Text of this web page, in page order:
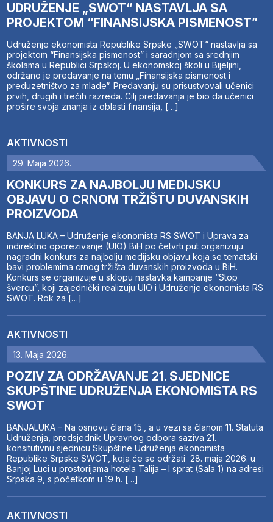
UDRUŽENJE „SWOT“ NASTAVLJA SA
PROJEKTOM “FINANSIJSKA PISMENOST”
Udruženje ekonomista Republike Srpske „SWOT“ nastavlja sa
projektom “Finansijska pismenost” i saradnjom sa srednjim
školama u Republici Srpskoj. U ekonomskoj školi u Bijeljini,
održano je predavanje na temu „Finansijska pismenost i
preduzetništvo za mlade“. Predavanju su prisustvovali učenici
prvih, drugih i trećih razreda. Cilj predavanja je bio da učenici
prošire svoja znanja iz oblasti finansija, […]
AKTIVNOSTI
29. Maja 2026.
KONKURS ZA NAJBOLJU MEDIJSKU
OBJAVU O CRNOM TRŽIŠTU DUVANSKIH
PROIZVODA
BANJA LUKA – Udruženje ekonomista RS SWOT i Uprava za
indirektno oporezivanje (UIO) BiH po četvrti put organizuju
nagradni konkurs za najbolju medijsku objavu koja se tematski
bavi problemima crnog tržišta duvanskih proizvoda u BiH.
Konkurs se organizuje u sklopu nastavka kampanje “Stop
švercu”, koji zajednički realizuju UIO i Udruženje ekonomista RS
SWOT. Rok za […]
AKTIVNOSTI
13. Maja 2026.
POZIV ZA ODRŽAVANJE 21. SJEDNICE
SKUPŠTINE UDRUŽENJA EKONOMISTA RS
SWOT
BANJALUKA – Na osnovu člana 15., a u vezi sa članom 11. Statuta
Udruženja, predsjednik Upravnog odbora saziva 21.
konsitutivnu sjednicu Skupštine Udruženja ekonomista
Republike Srpske SWOT, koja će se održati 28. maja 2026. u
Banjoj Luci u prostorijama hotela Talija – I sprat (Sala 1) na adresi
Srpska 9, s početkom u 19 h. […]
AKTIVNOSTI